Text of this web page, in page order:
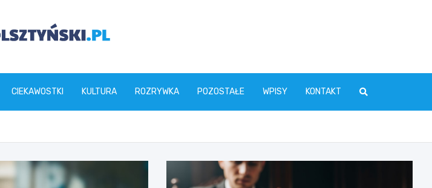
CIEKAWOSTKI KULTURA ROZRYWKA POZOSTAŁE WPISY KONTAKT